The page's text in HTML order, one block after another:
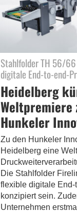
Stahlfolder TH 56/
digitale End-to-end-
Heidelberg
Weltpremiere
Hunkeler
Zu den Hunkeler
Heidelberg eine
Die Stahlfolder
flexible digitale
konzipiert sein.
Unternehmen